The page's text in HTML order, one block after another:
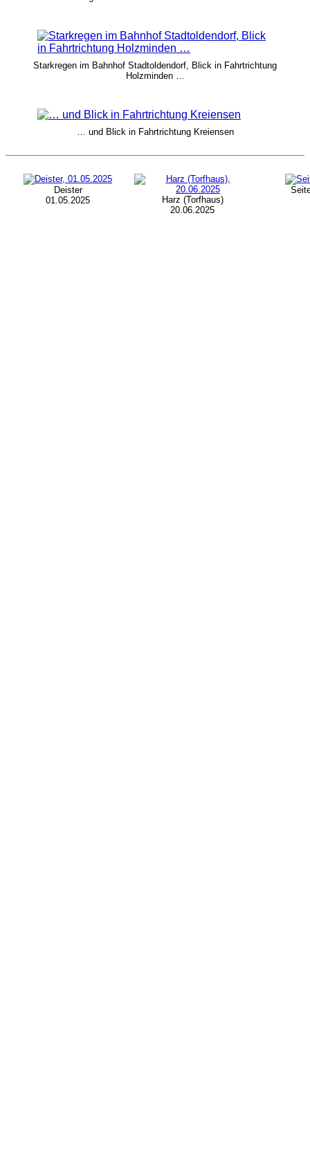
Starkregen im Bahnhof Stadtoldendorf, Blick in Fahrtrichtung
Holzminden …
… und Blick in Fahrtrichtung Kreiensen
Deister
01.05.2025
Harz (Torfhaus)
20.06.2025